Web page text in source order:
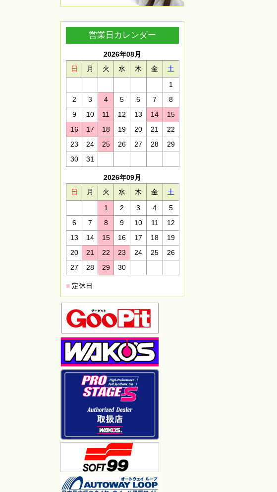
営業日カレンダー
2026年08月
日
月 火 水 木 金
土
1
2
3 4 5 6 7
8
9
10 11 12 13 14
15
16
17 18 19 20 21
22
23
24 25 26 27 28
29
30
31
2026年09月
日
月 火 水 木 金
土
1
2 3 4
5
6
7 8 9 10 11
12
13
14 15 16 17 18
19
20
21 22 23 24 25
26
27
28 29 30
■ 定休日